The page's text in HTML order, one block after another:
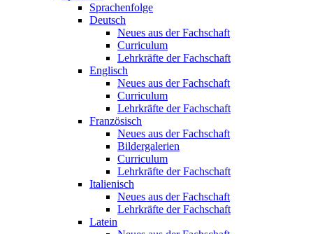
Sprachenfolge
Deutsch
Neues aus der Fachschaft
Curriculum
Lehrkräfte der Fachschaft
Englisch
Neues aus der Fachschaft
Curriculum
Lehrkräfte der Fachschaft
Französisch
Neues aus der Fachschaft
Bildergalerien
Curriculum
Lehrkräfte der Fachschaft
Italienisch
Neues aus der Fachschaft
Lehrkräfte der Fachschaft
Latein